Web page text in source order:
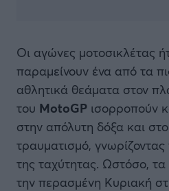
Οι αγώνες μοτοσικλέτας
παραμείνουν ένα από τα
αθλητικά θεάματα στον
του MotoGP ισορροπούν
στην απόλυτη δόξα και
τραυματισμό,
της ταχύτητας. Ωστόσο,
την περασμένη Κυριακή